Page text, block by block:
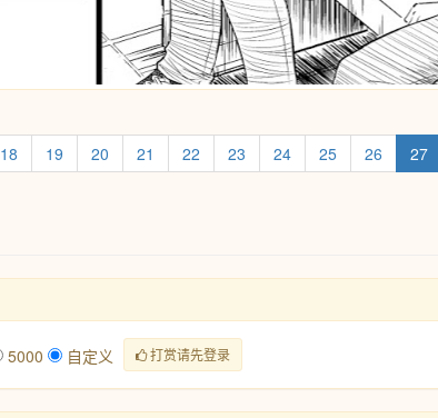
18 19 20 21 22 23 24 25 26 27
5000 自定义 打赏请先登录